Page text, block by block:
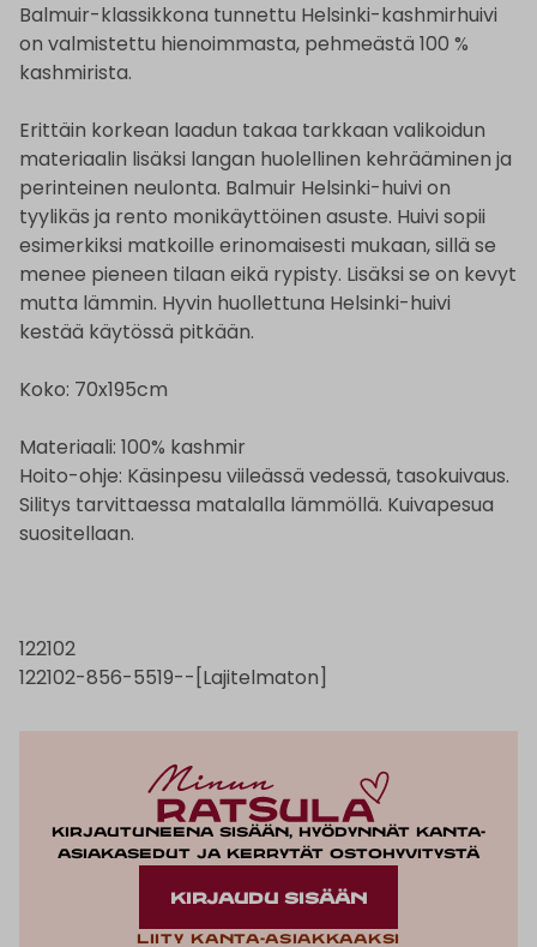
Balmuir-klassikkona tunnettu Helsinki-kashmirhuivi
on valmistettu hienoimmasta, pehmeästä 100 %
kashmirista.
Erittäin korkean laadun takaa tarkkaan valikoidun
materiaalin lisäksi langan huolellinen kehrääminen ja
perinteinen neulonta. Balmuir Helsinki-huivi on
tyylikäs ja rento monikäyttöinen asuste. Huivi sopii
esimerkiksi matkoille erinomaisesti mukaan, sillä se
menee pieneen tilaan eikä rypisty. Lisäksi se on kevyt
mutta lämmin. Hyvin huollettuna Helsinki-huivi
kestää käytössä pitkään.
Koko: 70x195cm
Materiaali: 100% kashmir
Hoito-ohje: Käsinpesu viileässä vedessä, tasokuivaus.
Silitys tarvittaessa matalalla lämmöllä. Kuivapesua
suositellaan.
122102
122102-856-5519--[Lajitelmaton]
Kirjautuneena sisään, hyödynnät kanta-
asiakasedut ja kerrytät ostohyvitystä
KIRJAUDU SISÄÄN
Liity kanta-asiakkaaksi